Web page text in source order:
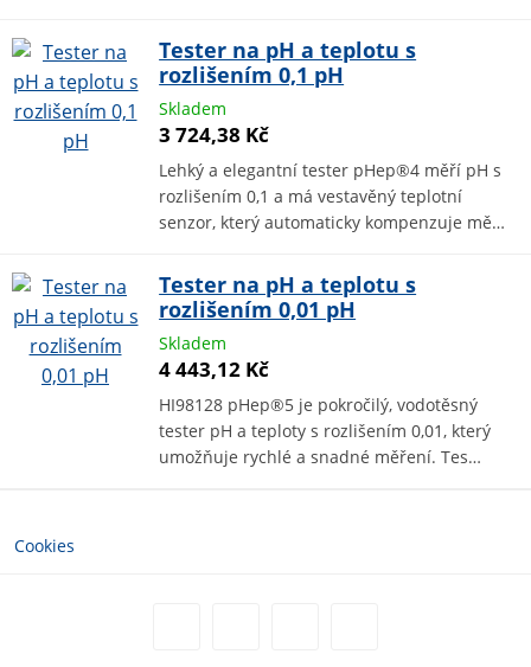
Tester na pH a teplotu s
rozlišením 0,1 pH
Skladem
3 724,38 Kč
Lehký a elegantní tester pHep®4 měří pH s
rozlišením 0,1 a má vestavěný teplotní
senzor, který automaticky kompenzuje mě…
Tester na pH a teplotu s
rozlišením 0,01 pH
Skladem
4 443,12 Kč
HI98128 pHep®5 je pokročilý, vodotěsný
tester pH a teploty s rozlišením 0,01, který
umožňuje rychlé a snadné měření. Tes…
Cookies